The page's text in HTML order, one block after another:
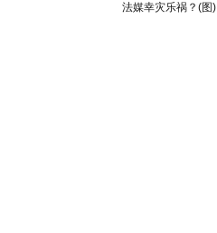
法媒幸灾乐祸？(图)